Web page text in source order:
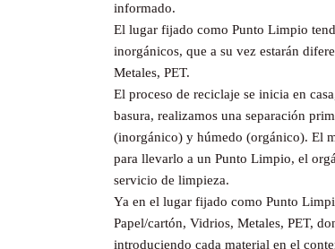
informado.
El lugar fijado como Punto Limpio
inorgánicos, que a su vez estarán
Metales, PET.
El proceso de reciclaje se inicia en
basura, realizamos una separación
(inorgánico) y húmedo (orgánico). El
para llevarlo a un Punto Limpio, el
servicio de limpieza.
Ya en el lugar fijado como Punto
Papel/cartón, Vidrios, Metales, PET,
introduciendo cada material en el